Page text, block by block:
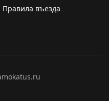
и времени.
Правила въезда